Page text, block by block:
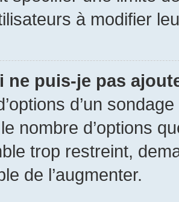
à modifier
ne puis-je pas
d’un
nombre d’options
trop restreint,
de l’augmenter.